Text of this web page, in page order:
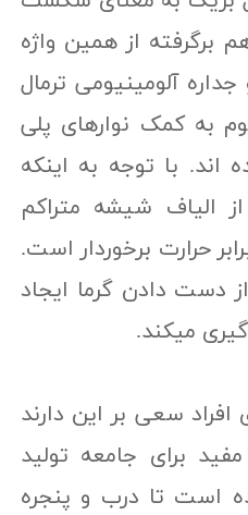
برگرفته از همین واژه
آلومینیومی ترمال
به کمک نوارهای پلی
اند. با توجه به اینکه
الیاف شیشه متراکم
حرارت برخوردار است.
دست دادن گرما ایجاد
میکند.​​​​​​​
افراد سعی بر این دارند
برای جامعه تولید
است تا درب و پنجره